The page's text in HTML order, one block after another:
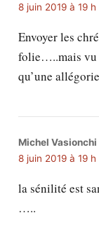
8 juin 2019 à 19 h
Envoyer les
folie…..mais vu
qu’une
Michel Vasionchi
8 juin 2019 à 19
la sénilité est
…..